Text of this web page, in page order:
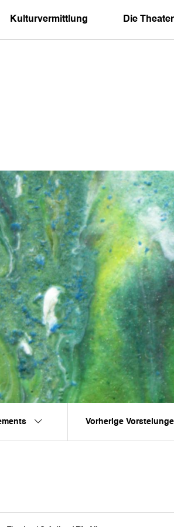
Kulturvermittlung Die Theater
Vorherige